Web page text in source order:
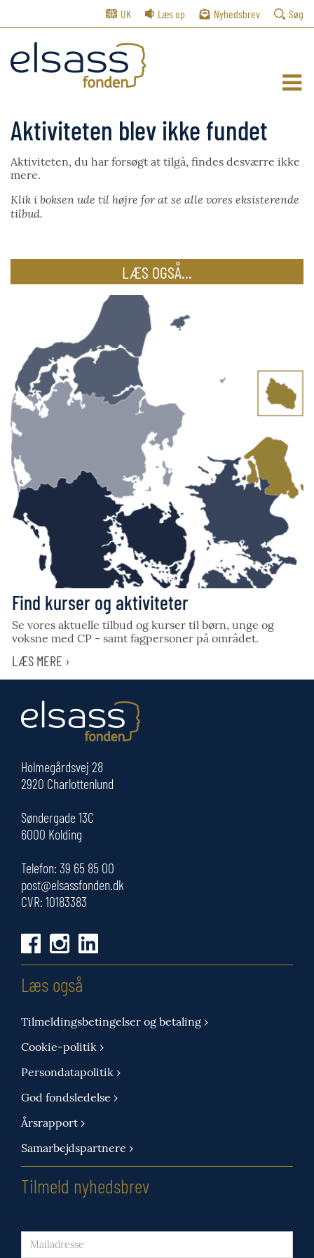
UK Læs op Nyhedsbrev Søg
Aktiviteten blev ikke fundet
Aktiviteten, du har forsøgt at tilgå, findes desværre ikke
mere.
Klik i boksen ude til højre for at se alle vores eksisterende
tilbud.
LÆS OGSÅ...
Find kurser og aktiviteter
Se vores aktuelle tilbud og kurser til børn, unge og
voksne med CP - samt fagpersoner på området.
LÆS MERE ›
Holmegårdsvej 28
2920 Charlottenlund
Søndergade 13C
6000 Kolding
Telefon: 39 65 85 00
post@elsassfonden.dk
CVR: 10183383
Læs også
Tilmeldingsbetingelser og betaling ›
Cookie-politik ›
Persondatapolitik ›
God fondsledelse ›
Årsrapport ›
Samarbejdspartnere ›
Tilmeld nyhedsbrev